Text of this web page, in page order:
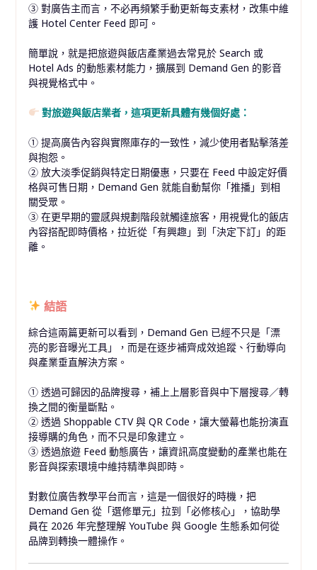
③ 對廣告主而言，不必再頻繁手動更新每支素材，改集中維
護 Hotel Center Feed 即可。
簡單說，就是把旅遊與飯店產業過去常見於 Search 或
Hotel Ads 的動態素材能力，擴展到 Demand Gen 的影音
與視覺格式中。
對旅遊與飯店業者，這項更新具體有幾個好處：
① 提高廣告內容與實際庫存的一致性，減少使用者點擊落差
與抱怨。
② 放大淡季促銷與特定日期優惠，只要在 Feed 中設定好價
格與可售日期，Demand Gen 就能自動幫你「推播」到相
關受眾。
③ 在更早期的靈感與規劃階段就觸達旅客，用視覺化的飯店
內容搭配即時價格，拉近從「有興趣」到「決定下訂」的距
離。
結語
綜合這兩篇更新可以看到，Demand Gen 已經不只是「漂
亮的影音曝光工具」，而是在逐步補齊成效追蹤、行動導向
與產業垂直解決方案。
① 透過可歸因的品牌搜尋，補上上層影音與中下層搜尋／轉
換之間的衡量斷點。
② 透過 Shoppable CTV 與 QR Code，讓大螢幕也能扮演直
接導購的角色，而不只是印象建立。
③ 透過旅遊 Feed 動態廣告，讓資訊高度變動的產業也能在
影音與探索環境中維持精準與即時。
對數位廣告教學平台而言，這是一個很好的時機，把
Demand Gen 從「選修單元」拉到「必修核心」，協助學
員在 2026 年完整理解 YouTube 與 Google 生態系如何從
品牌到轉換一體操作。